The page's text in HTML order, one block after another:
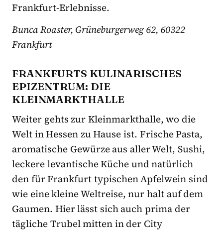
Frankfurt-Erlebnisse.
Bunca Roaster, Grüneburgerweg 62, 60322
Frankfurt
FRANKFURTS KULINARISCHES
EPIZENTRUM: DIE
KLEINMARKTHALLE
Weiter gehts zur Kleinmarkthalle, wo die
Welt in Hessen zu Hause ist. Frische Pasta,
aromatische Gewürze aus aller Welt, Sushi,
leckere levantische Küche und natürlich
den für Frankfurt typischen Apfelwein sind
wie eine kleine Weltreise, nur halt auf dem
Gaumen. Hier lässt sich auch prima der
tägliche Trubel mitten in der City